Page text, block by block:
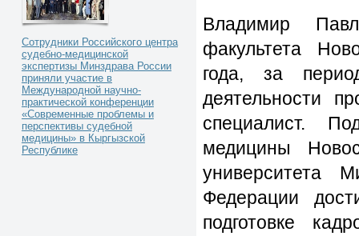
Сотрудники Российского центра
судебно-медицинской
экспертизы Минздрава России
приняли участие в
Международной научно-
практической конференции
«Современные проблемы и
перспективы судебной
медицины» в Кыргызской
Республике
Владимир
факультета
года, за
деятельности
специалист.
медицины
университета
Федерации
подготовке